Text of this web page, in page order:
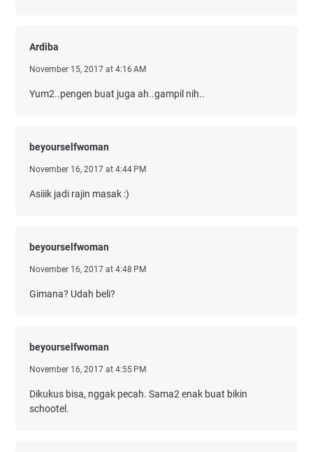
Ardiba
November 15, 2017 at 4:16 AM
Yum2..pengen buat juga ah..gampil nih..
beyourselfwoman
November 16, 2017 at 4:44 PM
Asiiik jadi rajin masak :)
beyourselfwoman
November 16, 2017 at 4:48 PM
Gimana? Udah beli?
beyourselfwoman
November 16, 2017 at 4:55 PM
Dikukus bisa, nggak pecah. Sama2 enak buat bikin
schootel.